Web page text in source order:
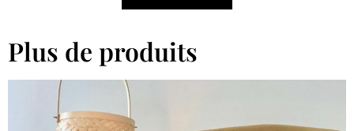
Plus de produits